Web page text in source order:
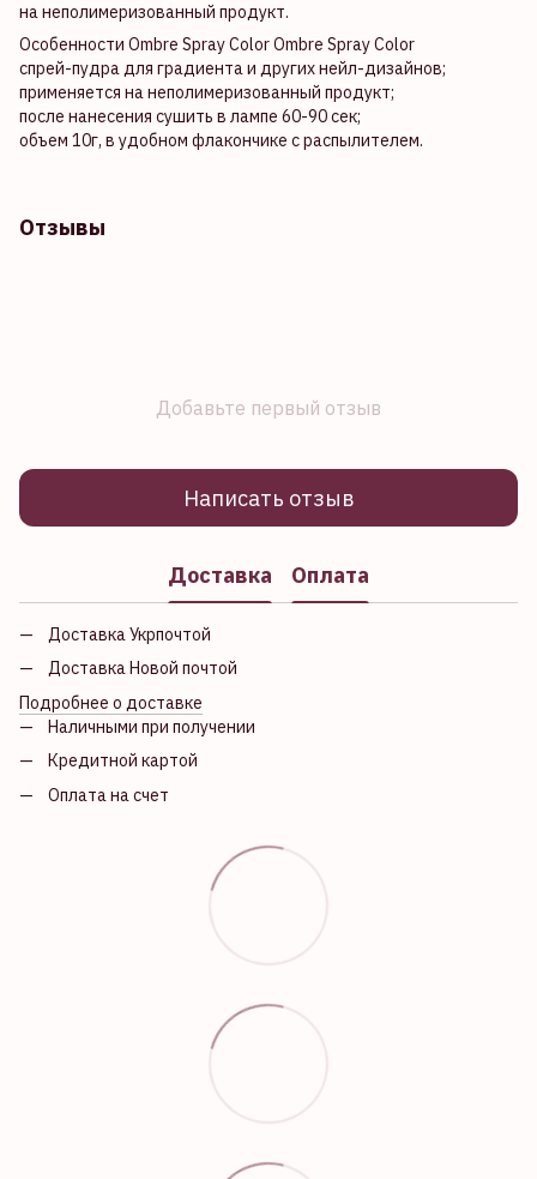
на неполимеризованный продукт.
Особенности Ombre Spray Color Ombre Spray Color
спрей-пудра для градиента и других нейл-дизайнов;
применяется на неполимеризованный продукт;
после нанесения сушить в лампе 60-90 сек;
объем 10г, в удобном флакончике с распылителем.
Отзывы
Добавьте первый отзыв
Написать отзыв
Доставка Оплата
Доставка Укрпочтой
Доставка Новой почтой
Подробнее о доставке
Наличными при получении
Кредитной картой
Оплата на счет